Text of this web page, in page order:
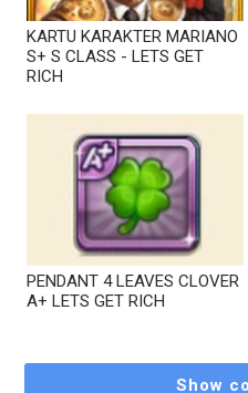
KARTU KARAKTER MARIANO
S+ S CLASS - LETS GET
RICH
PENDANT 4 LEAVES CLOVER
A+ LETS GET RICH
Show